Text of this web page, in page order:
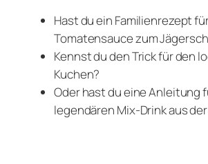
Hast du ein Familienrezept
Tomatensauce zum
Kennst du den Trick für den
Kuchen?
Oder hast du eine Anleitung
legendären Mix-Drink aus